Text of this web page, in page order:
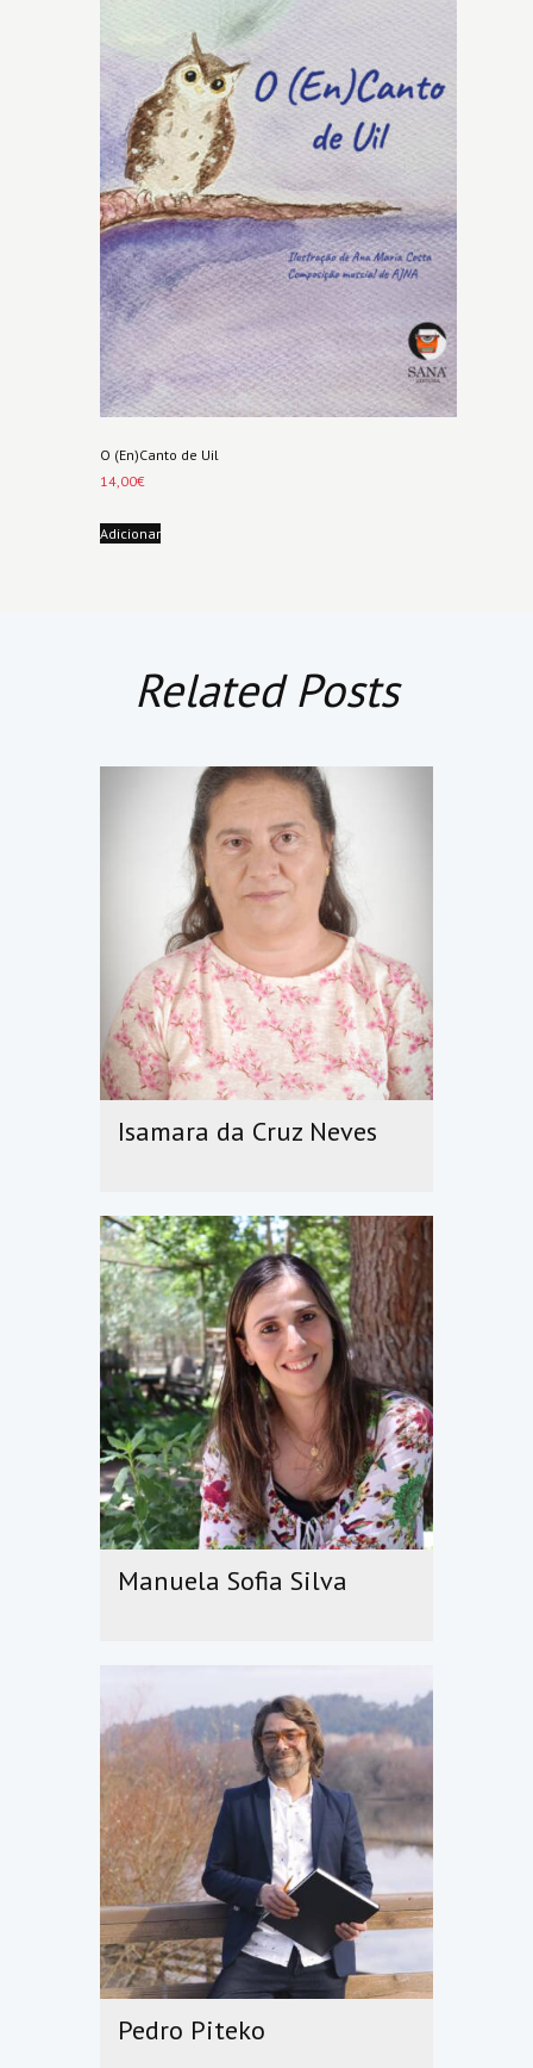
O (En)Canto de Uil
14,00€
Adicionar
Related Posts
Isamara da Cruz Neves
Manuela Sofia Silva
Pedro Piteko